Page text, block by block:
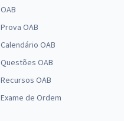
OAB
Prova OAB
Calendário OAB
Questões OAB
Recursos OAB
Exame de Ordem